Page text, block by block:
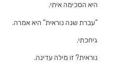
היא הסכימה איתי.
"עברת שנה נוראית" היא אמרה.
גיחכתי.
נוראית? זו מילה עדינה.